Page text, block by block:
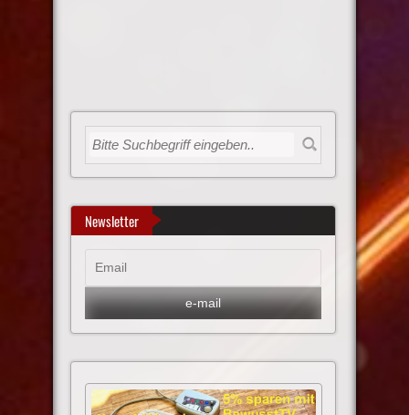
Newsletter